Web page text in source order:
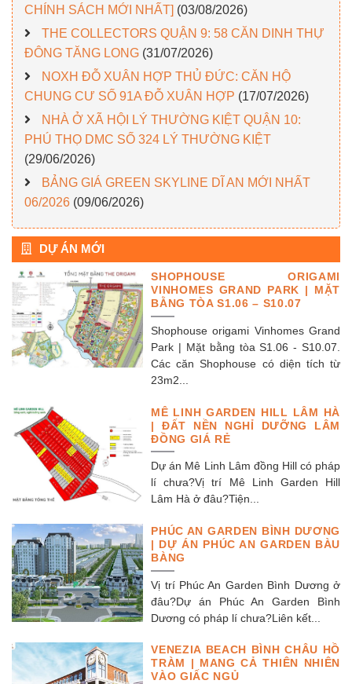
CHÍNH SÁCH MỚI NHẤT] (03/08/2026)
THE COLLECTORS QUẬN 9: 58 CĂN DINH THỰ
ĐÔNG TĂNG LONG (31/07/2026)
NOXH ĐỖ XUÂN HỢP THỦ ĐỨC: CĂN HỘ
CHUNG CƯ SỐ 91A ĐỖ XUÂN HỢP (17/07/2026)
NHÀ Ở XÃ HỘI LÝ THƯỜNG KIỆT QUẬN 10:
PHÚ THỌ DMC SỐ 324 LÝ THƯỜNG KIỆT
(29/06/2026)
BẢNG GIÁ GREEN SKYLINE DĨ AN MỚI NHẤT
06/2026 (09/06/2026)
DỰ ÁN MỚI
SHOPHOUSE ORIGAMI
VINHOMES GRAND PARK | MẶT
BẰNG TÒA S1.06 – S10.07
Shophouse origami Vinhomes Grand
Park | Mặt bằng tòa S1.06 - S10.07.
Các căn Shophouse có diện tích từ
23m2...
MÊ LINH GARDEN HILL LÂM HÀ
| ĐẤT NỀN NGHỈ DƯỠNG LÂM
ĐỒNG GIÁ RẺ
Dự án Mê Linh Lâm đồng Hill có pháp
lí chưa?Vị trí Mê Linh Garden Hill
Lâm Hà ở đâu?Tiện...
PHÚC AN GARDEN BÌNH DƯƠNG
| DỰ ÁN PHÚC AN GARDEN BÀU
BÀNG
Vị trí Phúc An Garden Bình Dương ở
đâu?Dự án Phúc An Garden Bình
Dương có pháp lí chưa?Liên kết...
VENEZIA BEACH BÌNH CHÂU HỒ
TRÀM | MANG CẢ THIÊN NHIÊN
VÀO GIẤC NGỦ